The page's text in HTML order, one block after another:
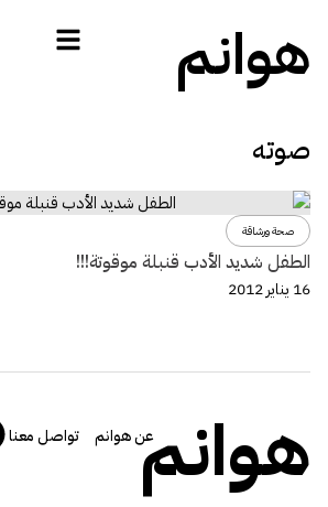
هوانم
صوته
صحة ورشاقة
الطفل شديد الأدب قنبلة موقوتة!!!
16 يناير 2012
هوانمعن هوانم تواصل معنا